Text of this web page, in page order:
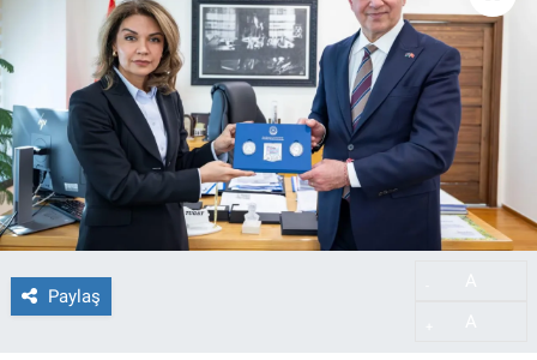
Paylaş
İletişim
Künye
Tüm Manşetler
Son Dakika Haberleri
Haber Arşivi